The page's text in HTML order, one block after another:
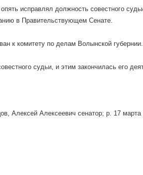
исправлял должность совестного
в Правительствующем Сенате.
к комитету по делам Волынской губернии.
судьи, и этим закончилась его
Алексей Алексеевич сенатор; р. 17 марта